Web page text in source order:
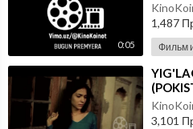
0:05
1,487
Фильм
TILIDA
3,101